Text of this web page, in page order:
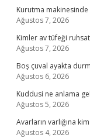
Kurutma
Ağustos 7, 2026
Kimler av tüfeği
Ağustos 7, 2026
Boş çuval ayakta
Ağustos 6, 2026
Kuddusi ne anlama
Ağustos 5, 2026
Avarların varlığına
Ağustos 4, 2026